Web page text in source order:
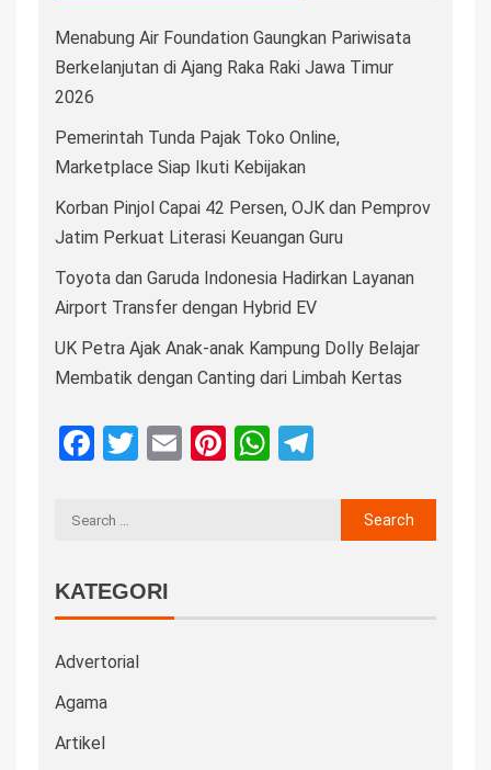
Menabung Air Foundation Gaungkan Pariwisata
Berkelanjutan di Ajang Raka Raki Jawa Timur
2026
Pemerintah Tunda Pajak Toko Online,
Marketplace Siap Ikuti Kebijakan
Korban Pinjol Capai 42 Persen, OJK dan Pemprov
Jatim Perkuat Literasi Keuangan Guru
Toyota dan Garuda Indonesia Hadirkan Layanan
Airport Transfer dengan Hybrid EV
UK Petra Ajak Anak-anak Kampung Dolly Belajar
Membatik dengan Canting dari Limbah Kertas
Facebook
Twitter
EmailPinterest
WhatsApp
KATEGORI
Advertorial
Agama
Artikel